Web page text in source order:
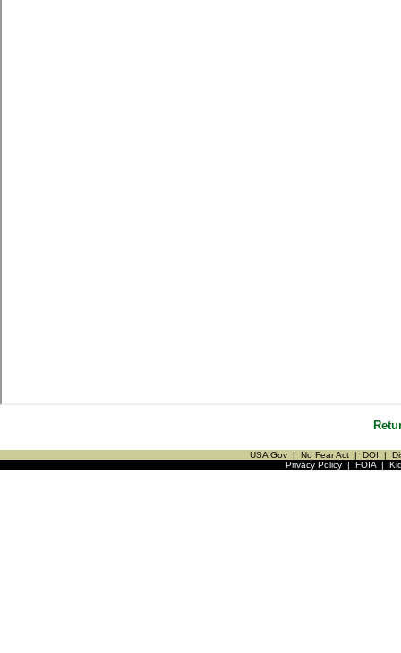
USA Gov | No Fear Act | DOI |
Privacy Policy| FOIA|